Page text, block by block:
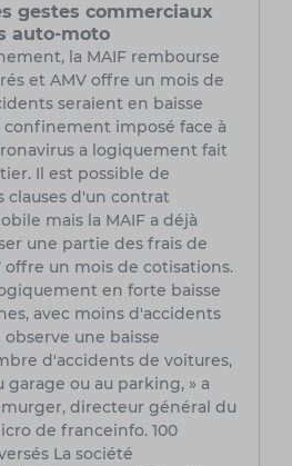
gestes commerciaux
auto-moto
la MAIF rembourse
et AMV offre un mois de
seraient en baisse
confinement imposé face à
a logiquement fait
Il est possible de
clauses d'un contrat
mais la MAIF a déjà
une partie des frais de
offre un mois de cotisations.
en forte baisse
avec moins d'accidents
une baisse
d'accidents de voitures,
garage ou au parking, » a
directeur général du
de franceinfo. 100
La société